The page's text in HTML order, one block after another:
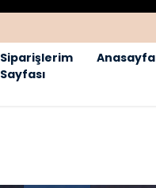
Siparişlerim
Sayfası
Anasayfa